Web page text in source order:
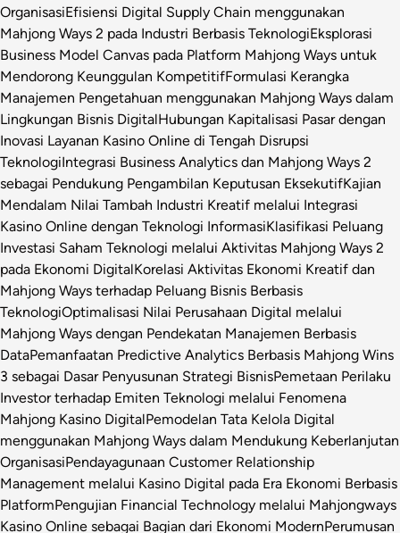
OrganisasiEfisiensi Digital Supply Chain menggunakan
Mahjong Ways 2 pada Industri Berbasis TeknologiEksplorasi
Business Model Canvas pada Platform Mahjong Ways untuk
Mendorong Keunggulan KompetitifFormulasi Kerangka
Manajemen Pengetahuan menggunakan Mahjong Ways dalam
Lingkungan Bisnis DigitalHubungan Kapitalisasi Pasar dengan
Inovasi Layanan Kasino Online di Tengah Disrupsi
TeknologiIntegrasi Business Analytics dan Mahjong Ways 2
sebagai Pendukung Pengambilan Keputusan EksekutifKajian
Mendalam Nilai Tambah Industri Kreatif melalui Integrasi
Kasino Online dengan Teknologi InformasiKlasifikasi Peluang
Investasi Saham Teknologi melalui Aktivitas Mahjong Ways 2
pada Ekonomi DigitalKorelasi Aktivitas Ekonomi Kreatif dan
Mahjong Ways terhadap Peluang Bisnis Berbasis
TeknologiOptimalisasi Nilai Perusahaan Digital melalui
Mahjong Ways dengan Pendekatan Manajemen Berbasis
DataPemanfaatan Predictive Analytics Berbasis Mahjong Wins
3 sebagai Dasar Penyusunan Strategi BisnisPemetaan Perilaku
Investor terhadap Emiten Teknologi melalui Fenomena
Mahjong Kasino DigitalPemodelan Tata Kelola Digital
menggunakan Mahjong Ways dalam Mendukung Keberlanjutan
OrganisasiPendayagunaan Customer Relationship
Management melalui Kasino Digital pada Era Ekonomi Berbasis
PlatformPengujian Financial Technology melalui Mahjongways
Kasino Online sebagai Bagian dari Ekonomi ModernPerumusan